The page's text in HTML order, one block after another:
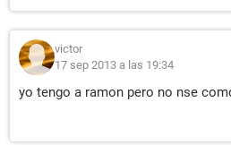
victor
17 sep 2013 a las 19:34
yo tengo a ramon pero no nse